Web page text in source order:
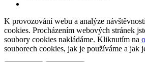
K provozování webu a analýze
cookies. Procházením webových stránek
soubory cookies nakládáme. Kliknutím na
souborech cookies, jak je používáme a jak